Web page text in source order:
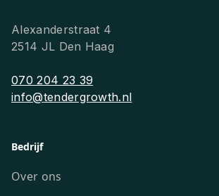
Alexanderstraat 4
2514 JL Den Haag
070 204 23 39
info@tendergrowth.nl
Bedrijf
Over ons